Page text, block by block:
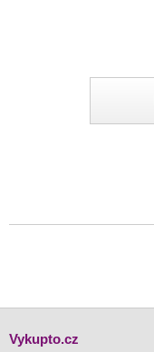
Vykupto.cz